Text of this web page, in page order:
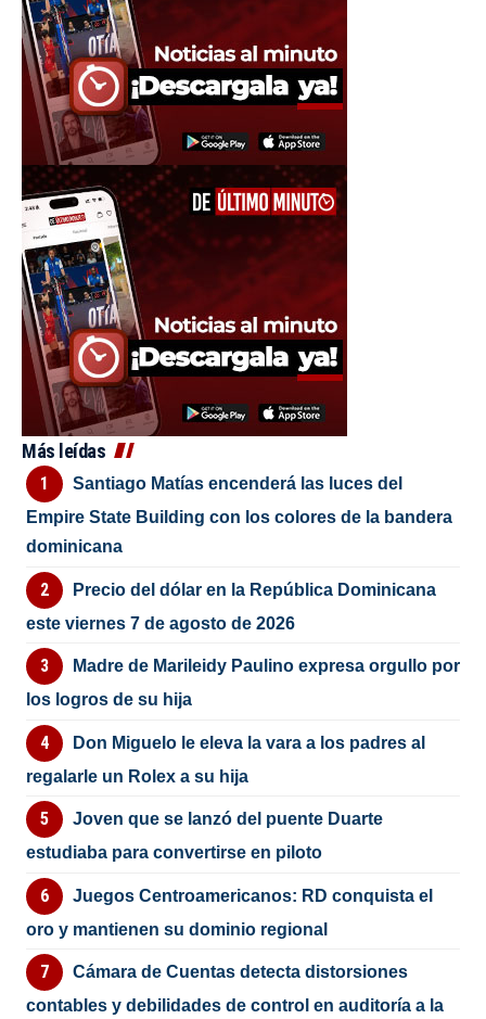
Más leídas
Santiago Matías encenderá las luces del
Empire State Building con los colores de la bandera
dominicana
Precio del dólar en la República Dominicana
este viernes 7 de agosto de 2026
Madre de Marileidy Paulino expresa orgullo por
los logros de su hija
Don Miguelo le eleva la vara a los padres al
regalarle un Rolex a su hija
Joven que se lanzó del puente Duarte
estudiaba para convertirse en piloto
Juegos Centroamericanos: RD conquista el
oro y mantienen su dominio regional
Cámara de Cuentas detecta distorsiones
contables y debilidades de control en auditoría a la